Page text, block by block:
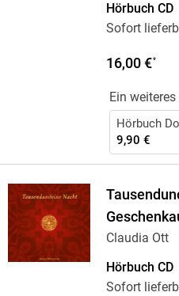
Hörbuch CD
Sofort
16,00 €*
Ein
Hörbuch
9,90 €
Claudia Ott
Hörbuch CD
Sofort